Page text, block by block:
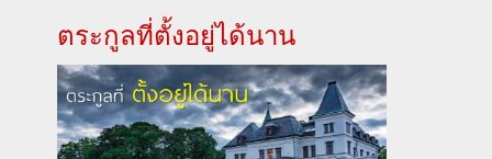
ตระกูลที่ตั้งอยู่ได้นาน